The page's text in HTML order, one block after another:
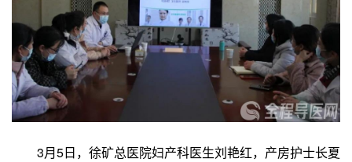
3月5日，徐矿总医院妇产科医生刘艳红，产房护士长夏